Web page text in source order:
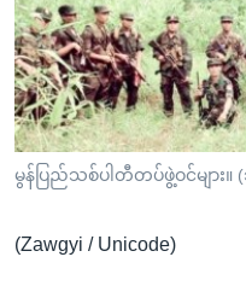
အ
ညွန်း
စာမျက်နှာ
သို့
ကျော်
ကြည့်
ရှာဖွေ
သုတပဒေသာ အင်္ဂလိပ်စာ
Learning English
ဗွီအိုအေ လူမှုကွန်ယက်များ
မွန်ပြည်သစ်ပါတီတပ်ဖွဲ့ဝင်များ။
(Zawgyi / Unicode)